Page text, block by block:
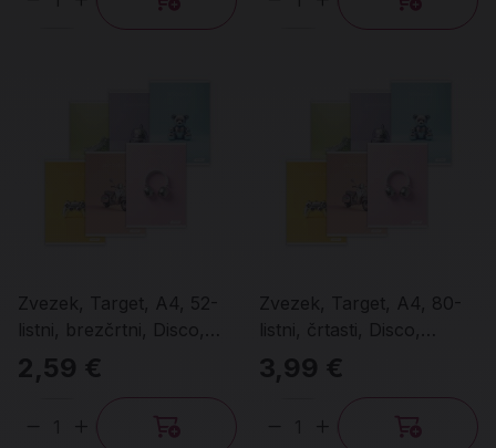
Količina
Zvezek, Target, A4, 52-
listni, brezčrtni, Disco,
različni motivi
2,59 €
Količina
Zvezek, Target, A4, 80-
listni, črtasti, Disco,
različni motivi
3,99 €
Količina